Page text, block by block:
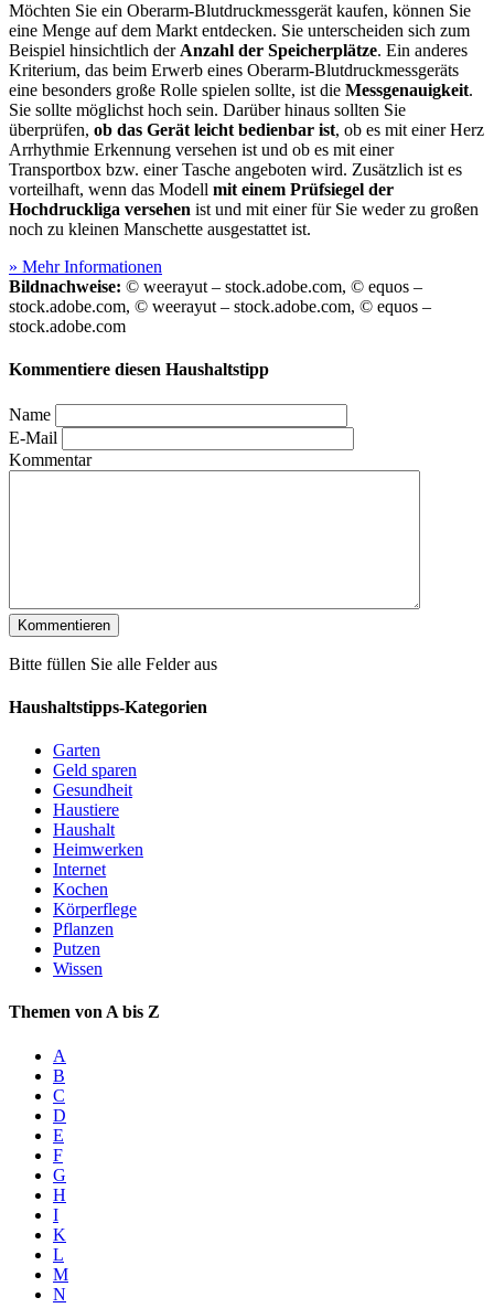
Möchten Sie ein Oberarm-Blutdruckmessgerät kaufen, können Sie
eine Menge auf dem Markt entdecken. Sie unterscheiden sich zum
Beispiel hinsichtlich der Anzahl der Speicherplätze. Ein anderes
Kriterium, das beim Erwerb eines Oberarm-Blutdruckmessgeräts
eine besonders große Rolle spielen sollte, ist die Messgenauigkeit.
Sie sollte möglichst hoch sein. Darüber hinaus sollten Sie
überprüfen, ob das Gerät leicht bedienbar ist, ob es mit einer Herz
Arrhythmie Erkennung versehen ist und ob es mit einer
Transportbox bzw. einer Tasche angeboten wird. Zusätzlich ist es
vorteilhaft, wenn das Modell mit einem Prüfsiegel der
Hochdruckliga versehen ist und mit einer für Sie weder zu großen
noch zu kleinen Manschette ausgestattet ist.
» Mehr Informationen
Bildnachweise: © weerayut – stock.adobe.com, © equos –
stock.adobe.com, © weerayut – stock.adobe.com, © equos –
stock.adobe.com
Kommentiere diesen Haushaltstipp
Name
E-Mail
Kommentar
Bitte füllen Sie alle Felder aus
Haushaltstipps-Kategorien
Garten
Geld sparen
Gesundheit
Haustiere
Haushalt
Heimwerken
Internet
Kochen
Körperflege
Pflanzen
Putzen
Wissen
Themen von A bis Z
A
B
C
D
E
F
G
H
I
K
L
M
N